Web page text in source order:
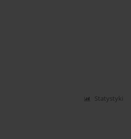
Statystyki